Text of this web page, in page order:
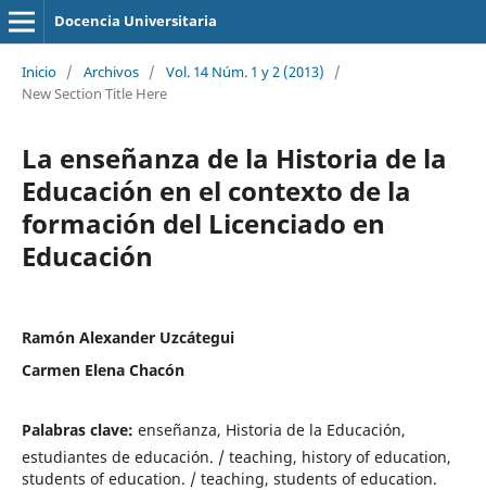
Docencia Universitaria
Inicio / Archivos / Vol. 14 Núm. 1 y 2 (2013)
/
New Section Title Here
La enseñanza de la Historia de la
Educación en el contexto de la
formación del Licenciado en
Educación
Ramón Alexander Uzcátegui
Carmen Elena Chacón
Palabras clave: enseñanza, Historia de la Educación,
estudiantes de educación. / teaching, history of education,
students of education. / teaching, students of education.